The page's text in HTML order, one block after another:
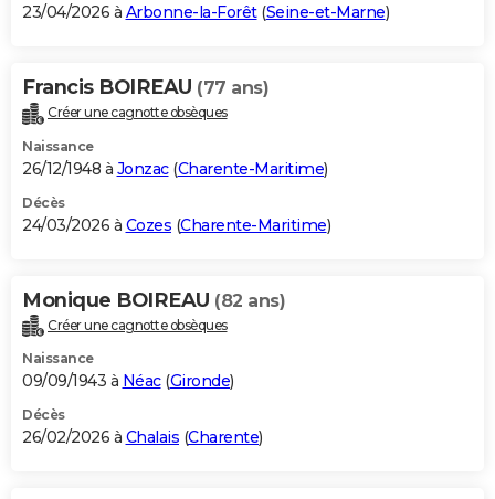
23/04/2026 à Arbonne-la-Forêt(Seine-et-Marne)
Francis BOIREAU (77 ans)
Créer une cagnotte obsèques
Naissance
26/12/1948 à Jonzac(Charente-Maritime)
Décès
24/03/2026 à Cozes (Charente-Maritime)
Monique BOIREAU (82 ans)
Créer une cagnotte obsèques
Naissance
09/09/1943 à Néac(Gironde)
Décès
26/02/2026 à Chalais (Charente)